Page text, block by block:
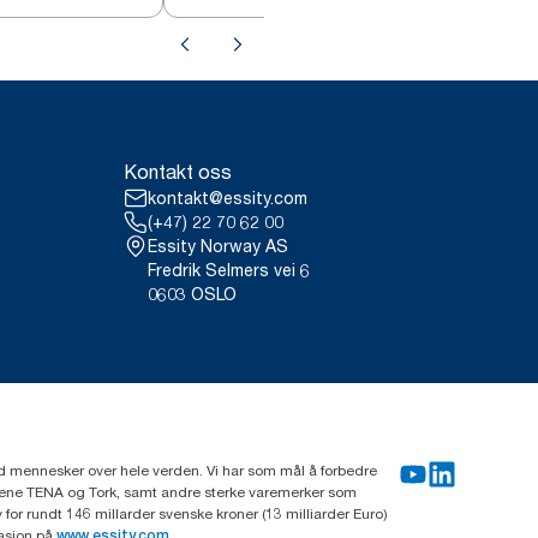
Kontakt oss
kontakt@essity.com
(+47) 22 70 62 00
Essity Norway AS
Fredrik Selmers vei 6
0603 OSLO
over hele verden. Vi har som mål å forbedre
TENA og Tork, samt andre sterke varemerker som
rundt 146 millarder svenske kroner (13 milliarder Euro)